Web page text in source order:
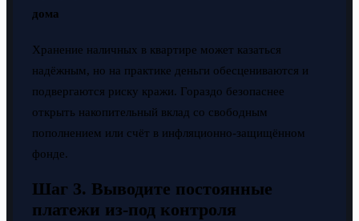
дома
Хранение наличных в квартире может казаться
надёжным, но на практике деньги обесцениваются и
подвергаются риску кражи. Гораздо безопаснее
открыть накопительный вклад со свободным
пополнением или счёт в инфляционно-защищённом
фонде.
Шаг 3. Выводите постоянные
платежи из-под контроля